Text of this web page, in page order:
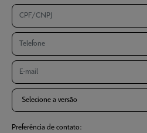
Preferência de contato: